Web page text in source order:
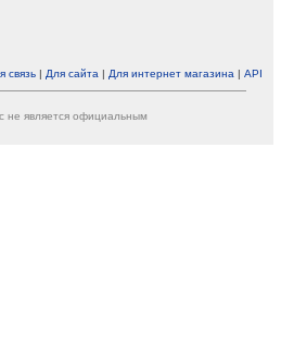
связь | Для сайта | Для интернет магазина | API
не является официальным